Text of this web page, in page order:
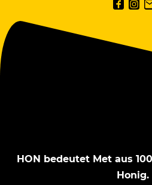
HON bedeutet Met aus
Honig.